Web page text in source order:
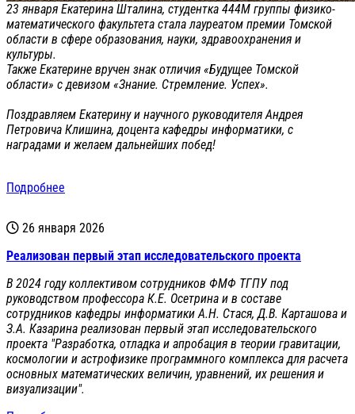
23 января Екатерина Шталина, студентка 444М группы физико-
математического факультета стала лауреатом премии Томской
области в сфере образования, науки, здравоохранения и
культуры.
Также Екатерине вручен знак отличия «Будущее Томской
области» с девизом «Знание. Стремление. Успех».
Поздравляем Екатерину и научного руководителя Андрея
Петровича Клишина, доцента кафедры информатики, с
наградами и желаем дальнейших побед!
Подробнее
26 января 2026
Реализован первый этап исследовательского проекта
В 2024 году коллективом сотрудников ФМФ ТГПУ под
руководством профессора К.Е. Осетрина и в составе
сотрудников кафедры информатики А.Н. Стася, Д.В. Карташова и
З.А. Казарина реализован первый этап исследовательского
проекта "Разработка, отладка и апробация в теории гравитации,
космологии и астрофизике программного комплекса для расчета
основных математических величин, уравнений, их решения и
визуализации".